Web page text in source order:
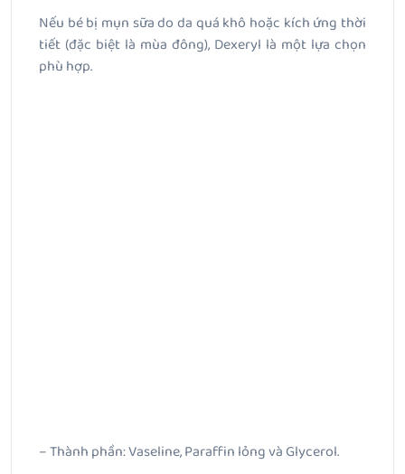
Nếu bé bị mụn sữa do da quá khô hoặc kích ứng thời
tiết (đặc biệt là mùa đông), Dexeryl là một lựa chọn
phù hợp.
– Thành phần: Vaseline, Paraffin lỏng và Glycerol.